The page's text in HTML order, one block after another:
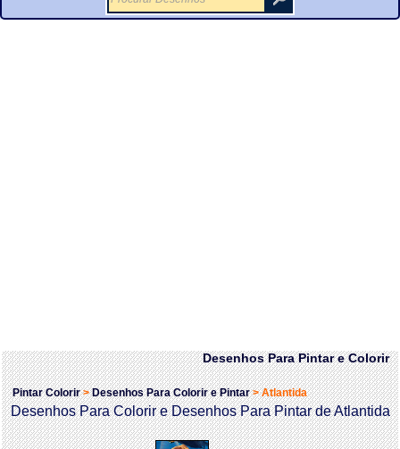
Desenhos Para Pintar e Colorir
Pintar Colorir>Desenhos Para Colorir e Pintar>Atlantida
Desenhos Para Colorir e Desenhos Para Pintar de Atlantida